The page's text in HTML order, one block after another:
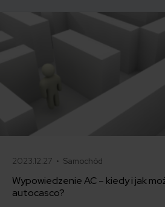
2023.12.27 • Samochód
Wypowiedzenie AC – kiedy i jak
autocasco?